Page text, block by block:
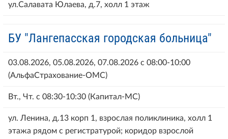
ул.Салавата Юлаева, д.7, холл 1 этаж
БУ "Лангепасская городская больница"
03.08.2026, 05.08.2026, 07.08.2026 с 08:00-10:00
(АльфаСтрахование-ОМС)
Вт., Чт. с 08:30-10:30 (Капитал-МС)
ул. Ленина, д.13 корп 1, взрослая поликлиника, холл 1
этажа рядом с регистратурой; коридор взрослой